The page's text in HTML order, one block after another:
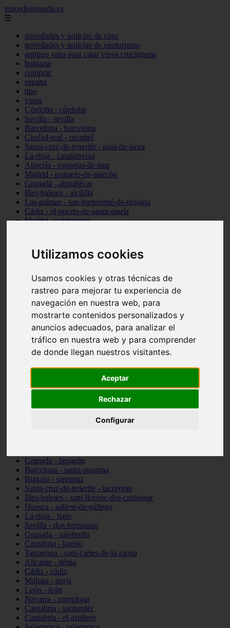
Utilizamos cookies
Usamos cookies y otras técnicas de
rastreo para mejorar tu experiencia de
navegación en nuestra web, para
mostrarte contenidos personalizados y
anuncios adecuados, para analizar el
tráfico en nuestra web y para comprender
de donde llegan nuestros visitantes.
Aceptar
Rechazar
Configurar
vinosdegranada.es
☰
novedades y noticias de vino
novedades y noticias de enoturismo
antiguo vaso para catar vinos crucigrama
bulgaria
comprar
espana
tipo
vinos
Córdoba - córdoba
Sevilla - sevilla
Barcelona - barcelona
Ciudad-real - montiel
Santa-cruz-de-tenerife - guía-de-isora
La-rioja - casalarreina
Almería - roquetas-de-mar
Madrid - pozuelo-de-alarcón
Granada - almuñécar
Illes-balears - alcúdia
Las-palmas - san-bartolomé-de-tirajana
Cádiz - el-puerto-de-santa-maría
Madrid - valdemoro
Cantabria - suances
Sevilla - bormujos
Málaga - júzcar
Huesca - alquézar
Huesca - castejón-de-sos
Lleida - alt-àneu
Córdoba - almedinilla
Navarra - zangoza
Cantabria - arenas-de-iguña
Barcelona - la-pobla-de-lillet
Murcia - cartagena
Madrid - nuevo-baztán
Granada - lanjarón
Barcelona - santa-susanna
Bizkaia - santurtzi
Santa-cruz-de-tenerife - tacoronte
Illes-balears - sant-llorenç-des-cardassar
Huesca - sallent-de-gállego
La-rioja - haro
Sevilla - dos-hermanas
Granada - salobreña
Cantabria - laredo
Tarragona - sant-carles-de-la-ràpita
Alicante - dénia
Cádiz - cádiz
Málaga - nerja
León - león
Navarra - pamplona
Cantabria - santander
Cantabria - el-astillero